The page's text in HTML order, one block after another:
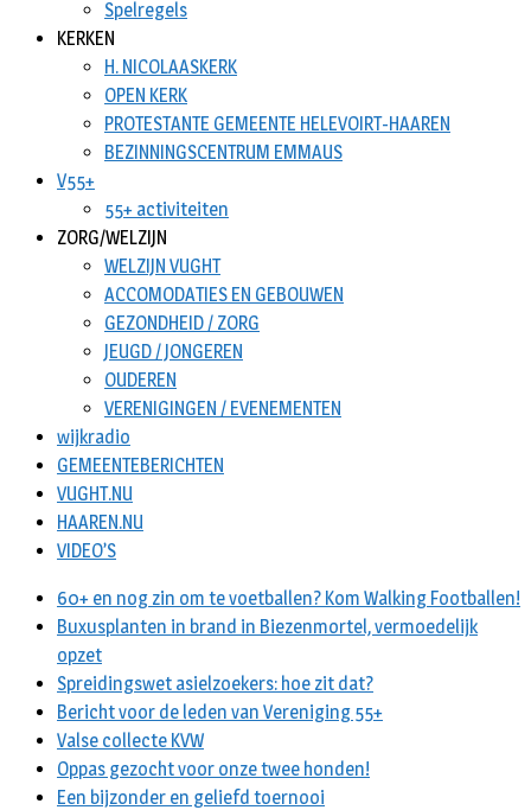
Spelregels
KERKEN
H. NICOLAASKERK
OPEN KERK
PROTESTANTE GEMEENTE HELEVOIRT-HAAREN
BEZINNINGSCENTRUM EMMAUS
V55+
55+ activiteiten
ZORG/WELZIJN
WELZIJN VUGHT
ACCOMODATIES EN GEBOUWEN
GEZONDHEID / ZORG
JEUGD / JONGEREN
OUDEREN
VERENIGINGEN / EVENEMENTEN
wijkradio
GEMEENTEBERICHTEN
VUGHT.NU
HAAREN.NU
VIDEO’S
60+ en nog zin om te voetballen? Kom Walking Footballen!
Buxusplanten in brand in Biezenmortel, vermoedelijk
opzet
Spreidingswet asielzoekers: hoe zit dat?
Bericht voor de leden van Vereniging 55+
Valse collecte KVW
Oppas gezocht voor onze twee honden!
Een bijzonder en geliefd toernooi